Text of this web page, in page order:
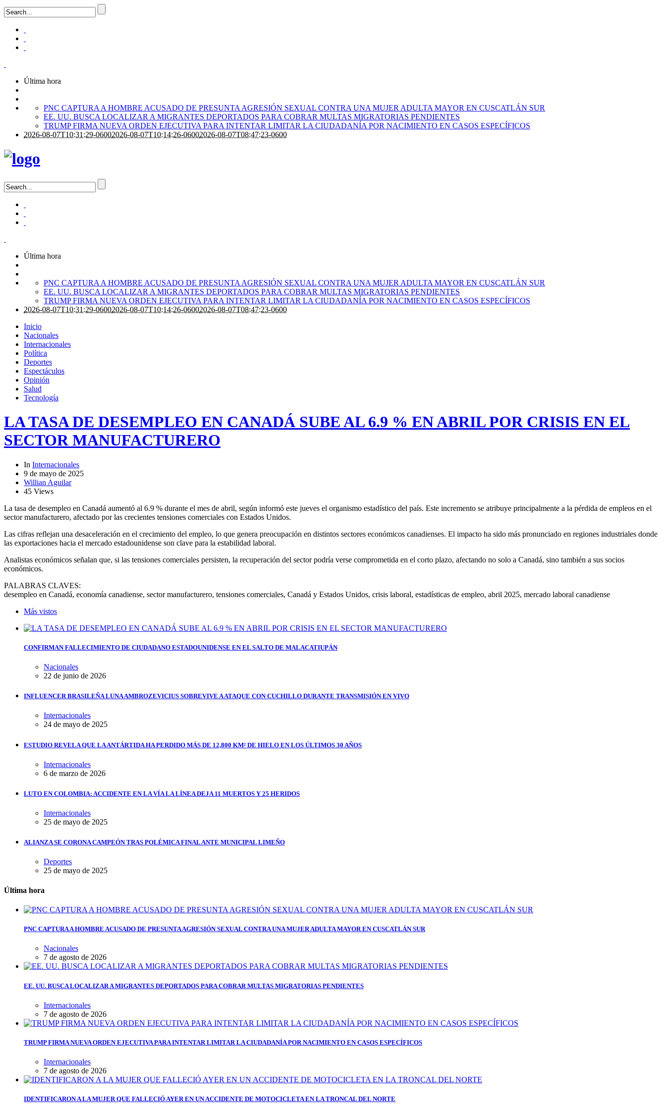
Última hora
PNC CAPTURA A HOMBRE ACUSADO DE PRESUNTA AGRESIÓN SEXUAL CONTRA UNA MUJER ADULTA MAYOR EN CUSCATLÁN SUR
EE. UU. BUSCA LOCALIZAR A MIGRANTES DEPORTADOS PARA COBRAR MULTAS MIGRATORIAS PENDIENTES
TRUMP FIRMA NUEVA ORDEN EJECUTIVA PARA INTENTAR LIMITAR LA CIUDADANÍA POR NACIMIENTO EN CASOS ESPECÍFICOS
2026-08-07T10:31:29-06002026-08-07T10:14:26-06002026-08-07T08:47:23-0600
Última hora
PNC CAPTURA A HOMBRE ACUSADO DE PRESUNTA AGRESIÓN SEXUAL CONTRA UNA MUJER ADULTA MAYOR EN CUSCATLÁN SUR
EE. UU. BUSCA LOCALIZAR A MIGRANTES DEPORTADOS PARA COBRAR MULTAS MIGRATORIAS PENDIENTES
TRUMP FIRMA NUEVA ORDEN EJECUTIVA PARA INTENTAR LIMITAR LA CIUDADANÍA POR NACIMIENTO EN CASOS ESPECÍFICOS
2026-08-07T10:31:29-06002026-08-07T10:14:26-06002026-08-07T08:47:23-0600
Inicio
Nacionales
Internacionales
Política
Deportes
Espectáculos
Opinión
Salud
Tecnología
LA TASA DE DESEMPLEO EN CANADÁ SUBE AL 6.9 % EN ABRIL POR CRISIS EN EL
SECTOR MANUFACTURERO
In Internacionales
9 de mayo de 2025
Willian Aguilar
45 Views
La tasa de desempleo en Canadá aumentó al 6.9 % durante el mes de abril, según informó este jueves el organismo estadístico del país. Este incremento se atribuye principalmente a la pérdida de empleos en el
sector manufacturero, afectado por las crecientes tensiones comerciales con Estados Unidos.
Las cifras reflejan una desaceleración en el crecimiento del empleo, lo que genera preocupación en distintos sectores económicos canadienses. El impacto ha sido más pronunciado en regiones industriales donde
las exportaciones hacia el mercado estadounidense son clave para la estabilidad laboral.
Analistas económicos señalan que, si las tensiones comerciales persisten, la recuperación del sector podría verse comprometida en el corto plazo, afectando no solo a Canadá, sino también a sus socios
económicos.
PALABRAS CLAVES:
desempleo en Canadá, economía canadiense, sector manufacturero, tensiones comerciales, Canadá y Estados Unidos, crisis laboral, estadísticas de empleo, abril 2025, mercado laboral canadiense
Más vistos
CONFIRMAN FALLECIMIENTO DE CIUDADANO ESTADOUNIDENSE EN EL SALTO DE MALACATIUPÁN
Nacionales
22 de junio de 2026
INFLUENCER BRASILEÑA LUNA AMBROZEVICIUS SOBREVIVE A ATAQUE CON CUCHILLO DURANTE TRANSMISIÓN EN VIVO
Internacionales
24 de mayo de 2025
ESTUDIO REVELA QUE LA ANTÁRTIDA HA PERDIDO MÁS DE 12,800 KM² DE HIELO EN LOS ÚLTIMOS 30 AÑOS
Internacionales
6 de marzo de 2026
LUTO EN COLOMBIA: ACCIDENTE EN LA VÍA LA LÍNEA DEJA 11 MUERTOS Y 25 HERIDOS
Internacionales
25 de mayo de 2025
ALIANZA SE CORONA CAMPEÓN TRAS POLÉMICA FINAL ANTE MUNICIPAL LIMEÑO
Deportes
25 de mayo de 2025
Última hora
PNC CAPTURA A HOMBRE ACUSADO DE PRESUNTA AGRESIÓN SEXUAL CONTRA UNA MUJER ADULTA MAYOR EN CUSCATLÁN SUR
Nacionales
7 de agosto de 2026
EE. UU. BUSCA LOCALIZAR A MIGRANTES DEPORTADOS PARA COBRAR MULTAS MIGRATORIAS PENDIENTES
Internacionales
7 de agosto de 2026
TRUMP FIRMA NUEVA ORDEN EJECUTIVA PARA INTENTAR LIMITAR LA CIUDADANÍA POR NACIMIENTO EN CASOS ESPECÍFICOS
Internacionales
7 de agosto de 2026
IDENTIFICARON A LA MUJER QUE FALLECIÓ AYER EN UN ACCIDENTE DE MOTOCICLETA EN LA TRONCAL DEL NORTE